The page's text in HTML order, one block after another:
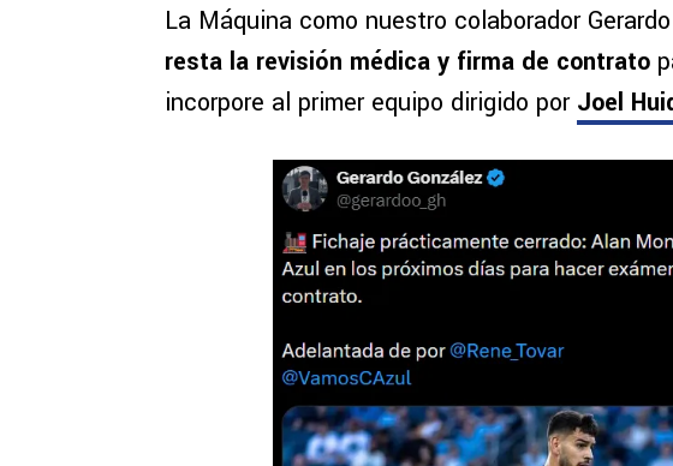
La Máquina como nuestro colaborador
resta la revisión médica y firma de contrato
incorpore al primer equipo dirigido por Joel